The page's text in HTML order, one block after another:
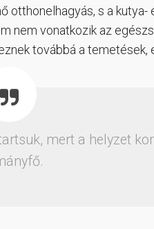
s a kutya-
nem vonatkozik az
továbbá a temetések,
mert a helyzet